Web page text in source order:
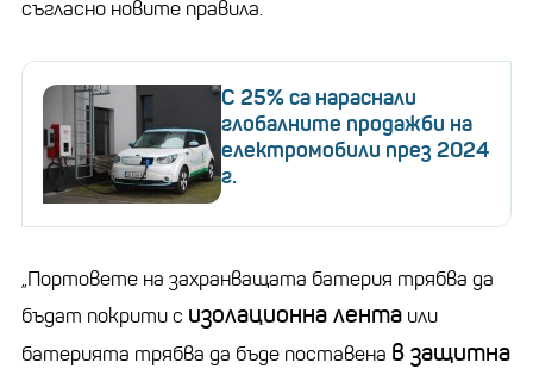
съгласно новите правила.
С 25% са нараснали
глобалните продажби на
електромобили през 2024
г.
„Портовете на захранващата батерия трябва да
бъдат покрити с изолационна лента или
батерията трябва да бъде поставена в защитна